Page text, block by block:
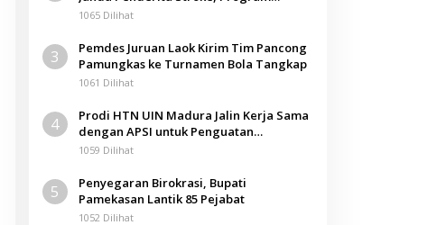
Berbagi Masuki Hari ke-61
1065 Dilihat
3
Pemdes Juruan Laok Kirim Tim Pancong
Pamungkas ke Turnamen Bola Tangkap
1061 Dilihat
4
Prodi HTN UIN Madura Jalin Kerja Sama
dengan APSI untuk Penguatan
Kompetensi Mahasiswa
1059 Dilihat
5
Penyegaran Birokrasi, Bupati
Pamekasan Lantik 85 Pejabat
1052 Dilihat